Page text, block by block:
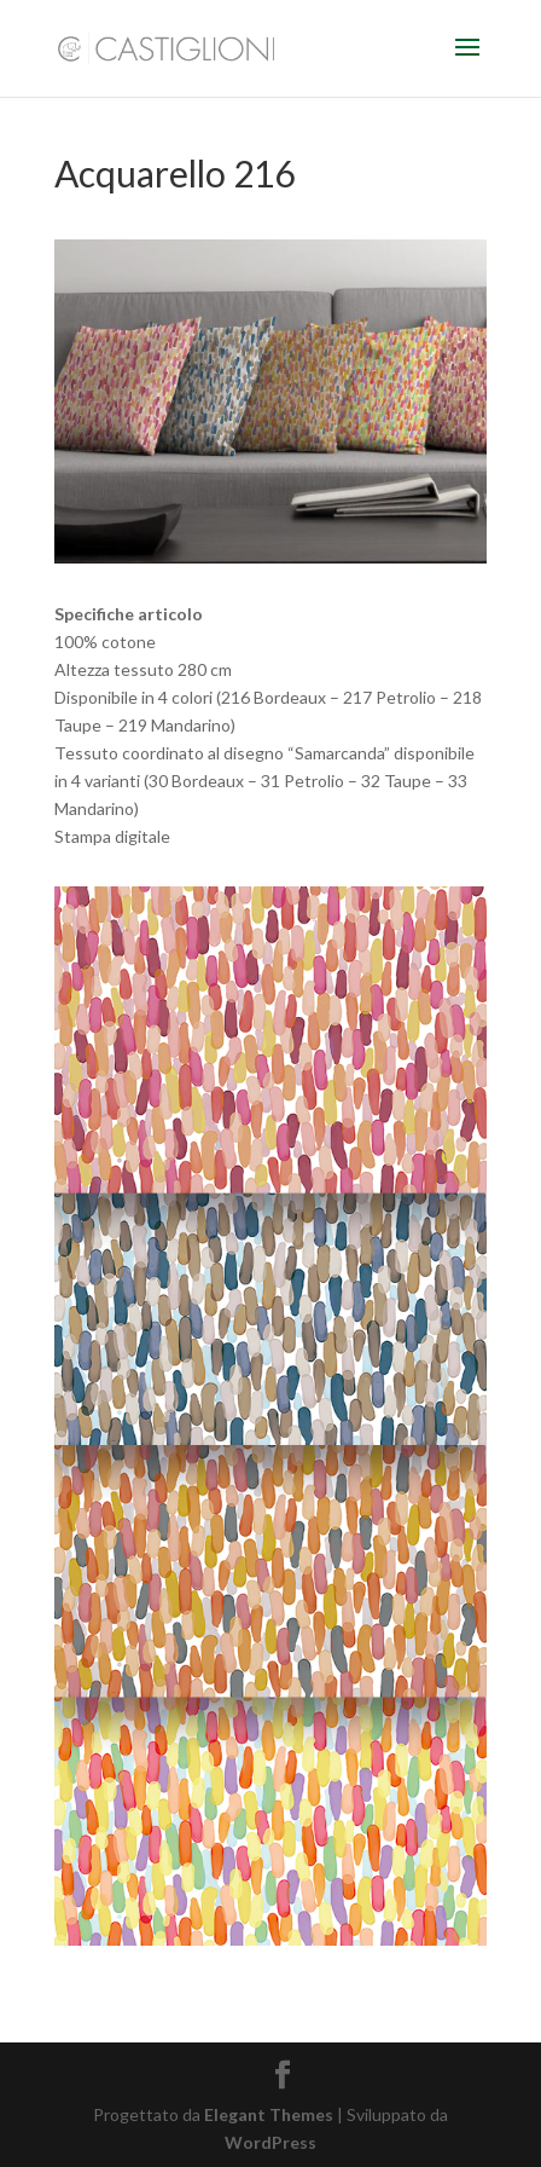
Acquarello 216
Specifiche articolo
100% cotone
Altezza tessuto 280 cm
Disponibile in 4 colori (216 Bordeaux – 217 Petrolio – 218
Taupe – 219 Mandarino)
Tessuto coordinato al disegno “Samarcanda” disponibile
in 4 varianti (30 Bordeaux – 31 Petrolio – 32 Taupe – 33
Mandarino)
Stampa digitale
Progettato da Elegant Themes | Sviluppato da
WordPress